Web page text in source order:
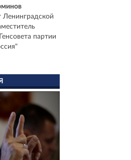
Ленинградской
партии